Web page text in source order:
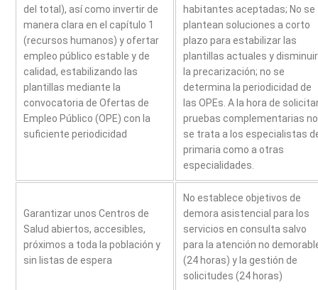
del total), así como invertir de
manera clara en el capítulo 1
(recursos humanos) y ofertar
empleo público estable y de
calidad, estabilizando las
plantillas mediante la
convocatoria de Ofertas de
Empleo Público (OPE) con la
suficiente periodicidad
habitantes aceptadas; No se
plantean soluciones a corto
plazo para estabilizar las
plantillas actuales y disminuir
la precarización; no se
determina la periodicidad de
las OPEs. A la hora de
pruebas complementarias no
se trata a los especialistas
primaria como a otras
especialidades.
Garantizar unos Centros de
Salud abiertos, accesibles,
próximos a toda la población y
sin listas de espera
No establece objetivos de
demora asistencial para los
servicios en consulta salvo
para la atención no
(24 horas) y la gestión de
solicitudes (24 horas)